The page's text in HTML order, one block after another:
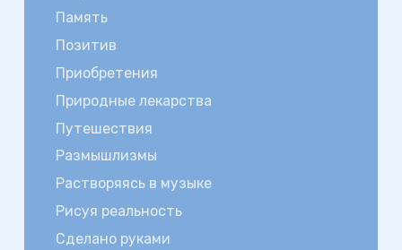
Память
Позитив
Приобретения
Природные лекарства
Путешествия
Размышлизмы
Растворяясь в музыке
Рисуя реальность
Сделано руками